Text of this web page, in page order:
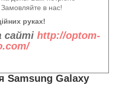
в нас!
руках!
сайті http://optom-
Samsung Galaxy